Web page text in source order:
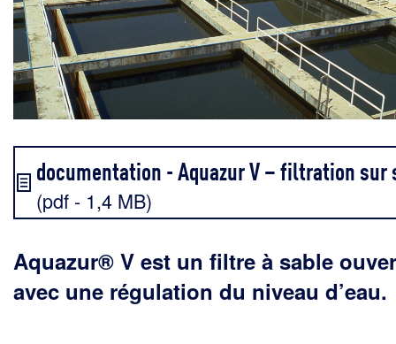
documentation - Aquazur V – filtration sur
(pdf - 1,4 MB)
Aquazur® V est un filtre à sable
avec une régulation du niveau d’eau.